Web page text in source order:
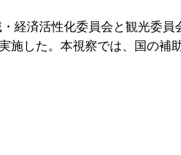
経済活性化委員会と観光委員
施した。本視察では、国の補